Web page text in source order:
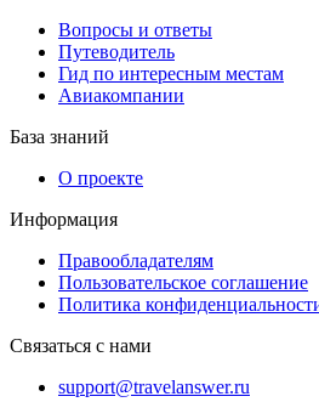
Вопросы и ответы
Путеводитель
Гид по интересным местам
Авиакомпании
База знаний
О проекте
Информация
Правообладателям
Пользовательское соглашение
Политика
Связаться с нами
support@travelanswer.ru